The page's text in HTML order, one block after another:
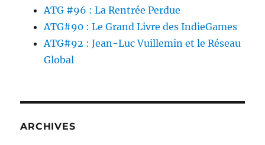
ATG #96 : La Rentrée Perdue
ATG#90 : Le Grand Livre des IndieGames
ATG#92 : Jean-Luc Vuillemin et le Réseau
Global
ARCHIVES